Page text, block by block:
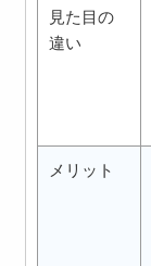
見た目の
違い
メリット